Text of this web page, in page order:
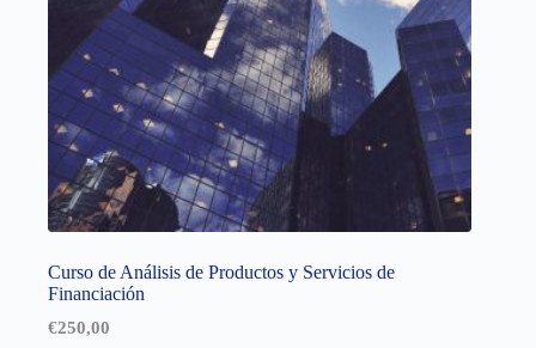
Curso de Análisis de Productos y Servicios de
Financiación
€250,00